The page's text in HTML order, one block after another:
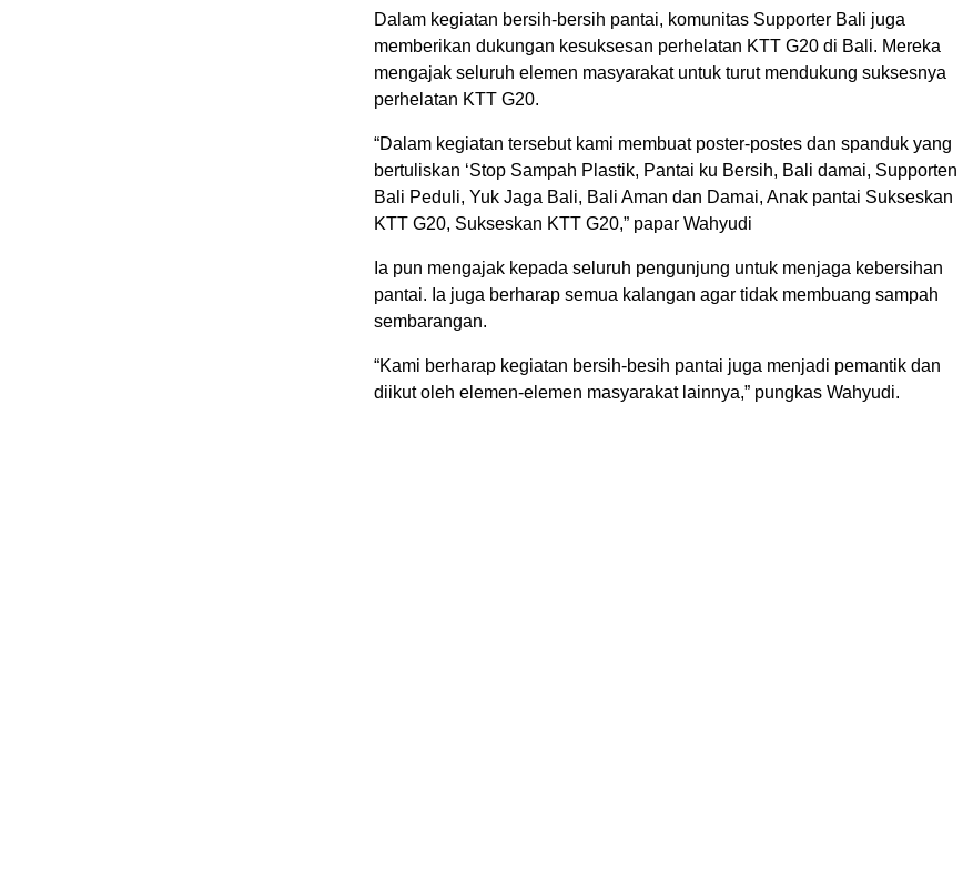
Dalam kegiatan bersih-bersih pantai, komunitas Supporter Bali juga
memberikan dukungan kesuksesan perhelatan KTT G20 di Bali. Mereka
mengajak seluruh elemen masyarakat untuk turut mendukung suksesnya
perhelatan KTT G20.
“Dalam kegiatan tersebut kami membuat poster-postes dan spanduk yang
bertuliskan ‘Stop Sampah Plastik, Pantai ku Bersih, Bali damai, Supporten
Bali Peduli, Yuk Jaga Bali, Bali Aman dan Damai, Anak pantai Sukseskan
KTT G20, Sukseskan KTT G20,” papar Wahyudi
Ia pun mengajak kepada seluruh pengunjung untuk menjaga kebersihan
pantai. Ia juga berharap semua kalangan agar tidak membuang sampah
sembarangan.
“Kami berharap kegiatan bersih-besih pantai juga menjadi pemantik dan
diikut oleh elemen-elemen masyarakat lainnya,” pungkas Wahyudi.